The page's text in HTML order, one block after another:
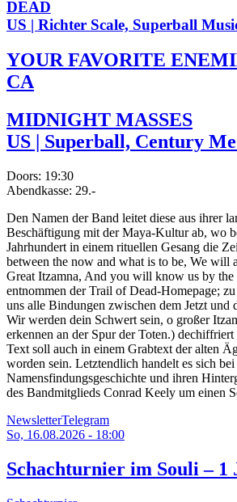
DEAD
US | Richter Scale, Superball
YOUR FAVORITE
CA
MIDNIGHT MASSES
US | Superball, Century
Doors: 19:30
Abendkasse: 29.-
Den Namen der Band leitet diese aus ihrer
Beschäftigung mit der Maya-Kultur ab, wo
Jahrhundert in einem rituellen Gesang die
between the now and what is to be, We will
Great Itzamna, And you will know us by
entnommen der Trail of Dead-Homepage;
uns alle Bindungen zwischen dem Jetzt und
Wir werden dein Schwert sein, o großer
erkennen an der Spur der Toten.)
Text soll auch in einem Grabtext der alten
worden sein. Letztendlich handelt es sich bei
Namensfindungsgeschichte und ihren
des Bandmitglieds Conrad Keely um einen
NewsletterTelegram
So, 16.08.2026 - 18:00
Schachturnier im Souli –